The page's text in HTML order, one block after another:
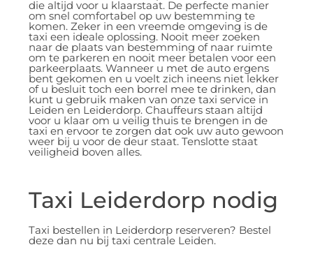
die altijd voor u klaarstaat. De perfecte manier
om snel comfortabel op uw bestemming te
komen. Zeker in een vreemde omgeving is de
taxi een ideale oplossing. Nooit meer zoeken
naar de plaats van bestemming of naar ruimte
om te parkeren en nooit meer betalen voor een
parkeerplaats. Wanneer u met de auto ergens
bent gekomen en u voelt zich ineens niet lekker
of u besluit toch een borrel mee te drinken, dan
kunt u gebruik maken van onze taxi service in
Leiden en Leiderdorp. Chauffeurs staan altijd
voor u klaar om u veilig thuis te brengen in de
taxi en ervoor te zorgen dat ook uw auto gewoon
weer bij u voor de deur staat. Tenslotte staat
veiligheid boven alles.
Taxi Leiderdorp nodig
Taxi bestellen in Leiderdorp reserveren? Bestel
deze dan nu bij taxi centrale Leiden.